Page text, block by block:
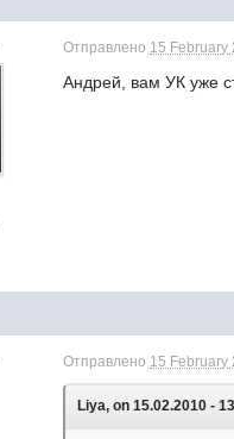
Отправлено 15 February
Андрей, вам УК уже
Отправлено 15 February
Liya, on 15.02.2010 -